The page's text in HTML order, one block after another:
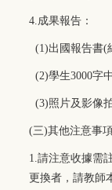
4. 成果報告：
(1)出國報告書(
(2)學生3000字
(3)照片及影像
(三)其他注意事項
1. 請注意收據需
更換者，請教師